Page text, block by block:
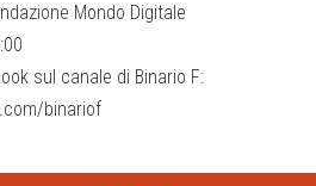
Mondo Digitale
sul canale di Binario F:
binariof